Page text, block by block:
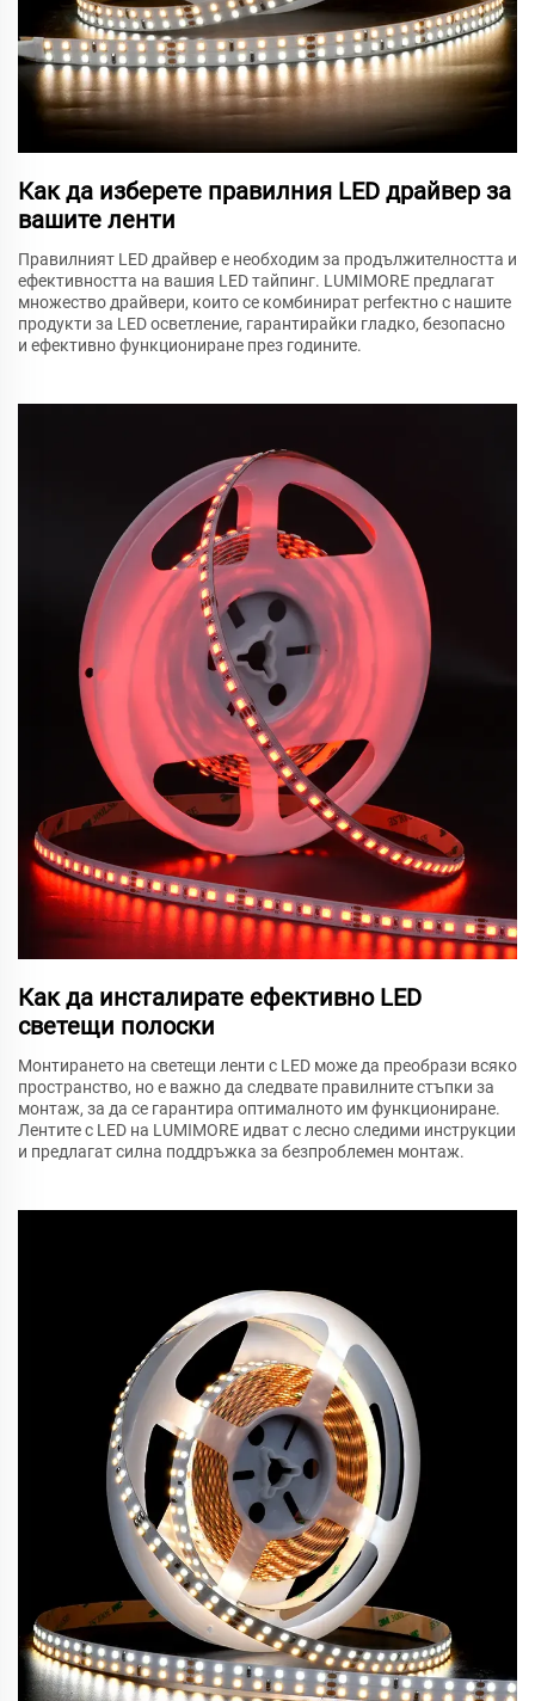
Как да изберете правилния LED драйвер за
вашите ленти
Правилният LED драйвер е необходим за продължителността и
ефективността на вашия LED тайпинг. LUMIMORE предлагат
множество драйвери, които се комбинират perfектно с нашите
продукти за LED осветление, гарантирайки гладко, безопасно
и ефективно функциониране през годините.
Как да инсталирате ефективно LED
светещи полоски
Монтирането на светещи ленти с LED може да преобрази всяко
пространство, но е важно да следвате правилните стъпки за
монтаж, за да се гарантира оптималното им функциониране.
Лентите с LED на LUMIMORE идват с лесно следими инструкции
и предлагат силна поддръжка за безпроблемен монтаж.